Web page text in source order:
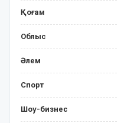
Қоғам
Облыс
Әлем
Спорт
Шоу-бизнес